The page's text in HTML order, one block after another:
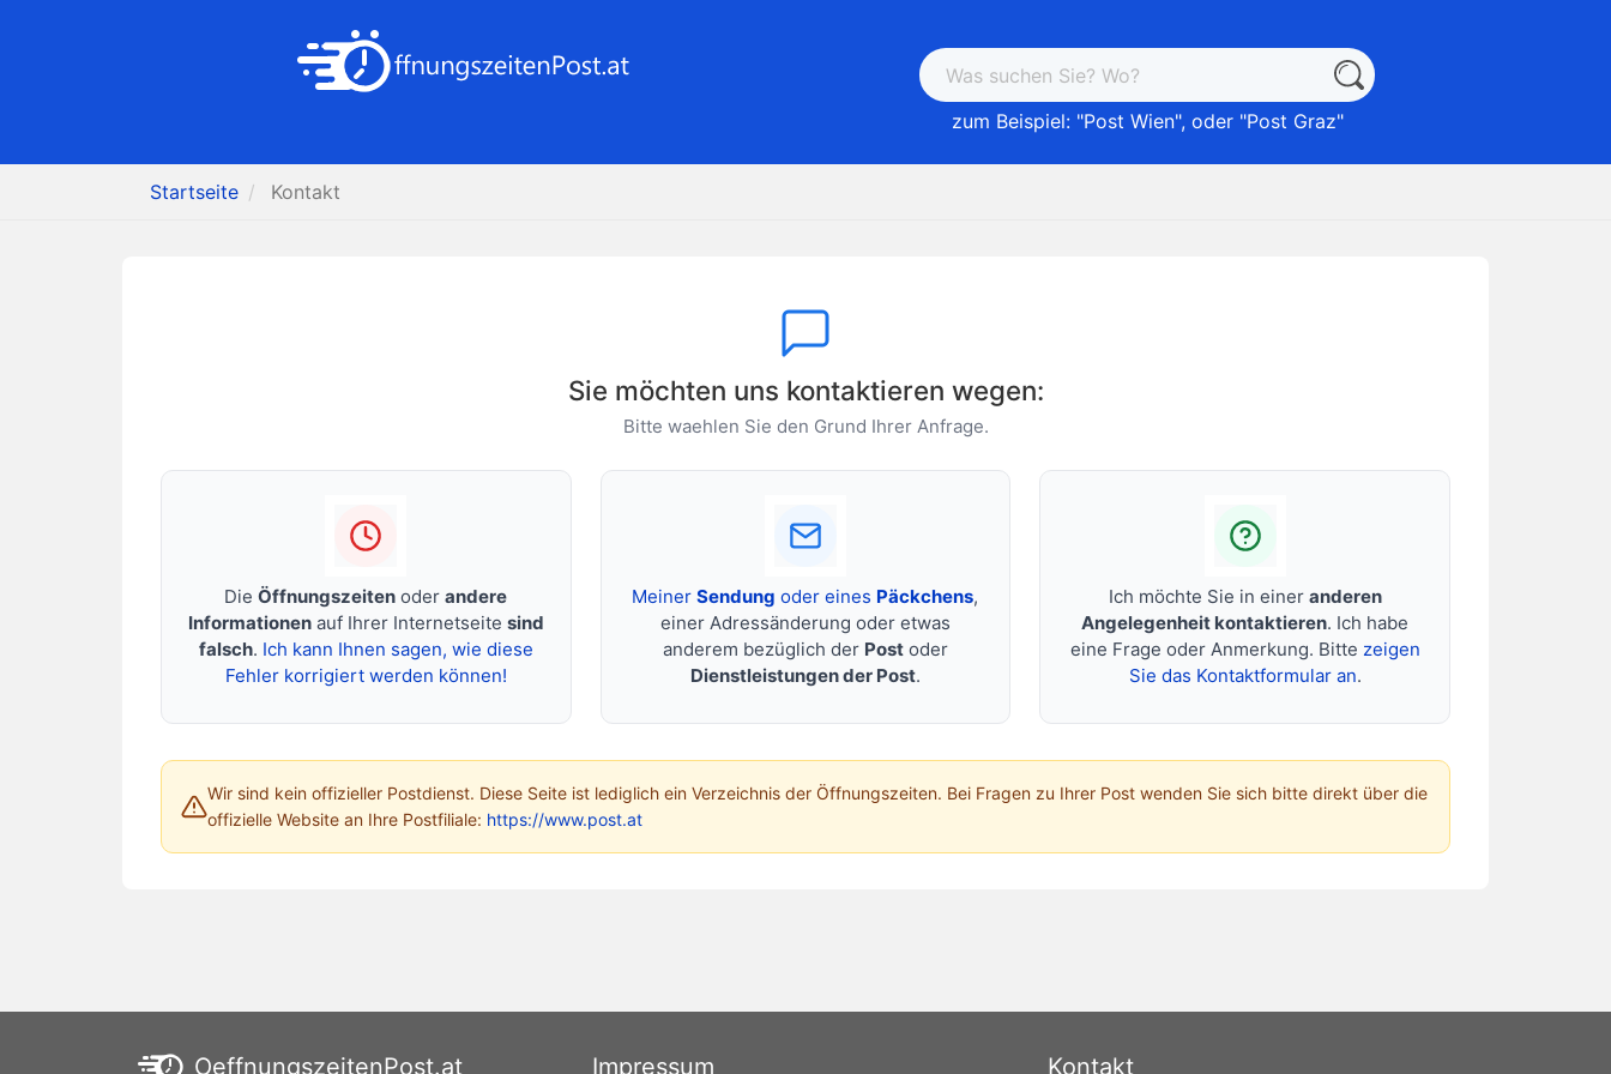
zum Beispiel: "Post Wien", oder "Post Graz"
Startseite Kontakt
Sie möchten uns kontaktieren wegen:
Bitte waehlen Sie den Grund Ihrer Anfrage.
DieÖffnungszeiten oderandere
Informationenauf Ihrer Internetseite sind
falsch. Ich kann Ihnen sagen, wie diese
Fehler korrigiert werden können!
MeinerSendung oder eines Päckchens,
einer Adressänderung oder etwas
anderem bezüglich der Postoder
Dienstleistungen der Post.
Ich möchte Sie in einer anderen
Angelegenheit kontaktieren. Ich habe
eine Frage oder Anmerkung. Bitte zeigen
Sie das Kontaktformular an.
Wir sind kein offizieller Postdienst. Diese Seite ist lediglich ein Verzeichnis der Öffnungszeiten. Bei Fragen zu Ihrer Post wenden Sie sich bitte direkt über die
offizielle Website an Ihre Postfiliale: https://www.post.at
OeffnungszeitenPost.at Impressum Kontakt